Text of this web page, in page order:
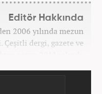
Editör Hakkında
2006 yılında mezun
Çeşitli dergi, gazete ve
sonra 2011 yılında